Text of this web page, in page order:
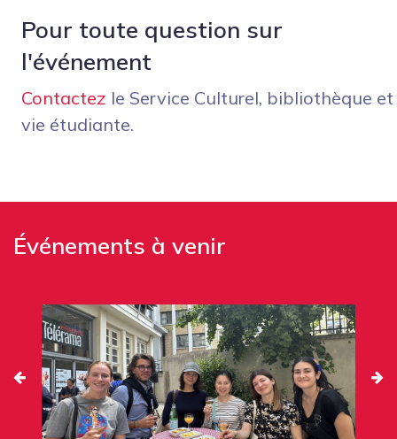
Pour toute question sur
l'événement
Contactez le Service Culturel, bibliothèque et
vie étudiante.
Événements à venir